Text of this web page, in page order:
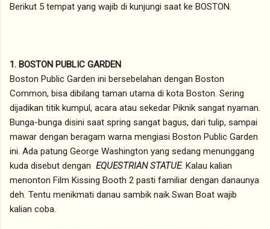
Berikut 5 tempat yang wajib di kunjungi saat ke BOSTON.
1. BOSTON PUBLIC GARDEN
Boston Public Garden ini bersebelahan dengan Boston
Common, bisa dibilang taman utama di kota Boston. Sering
dijadikan titik kumpul, acara atau sekedar Piknik sangat nyaman.
Bunga-bunga disini saat spring sangat bagus, dari tulip, sampai
mawar dengan beragam warna mengiasi Boston Public Garden
ini. Ada patung George Washington yang sedang menunggang
kuda disebut dengan EQUESTRIAN STATUE. Kalau kalian
menonton Film Kissing Booth 2 pasti familiar dengan danaunya
deh. Tentu menikmati danau sambik naik Swan Boat wajib
kalian coba.